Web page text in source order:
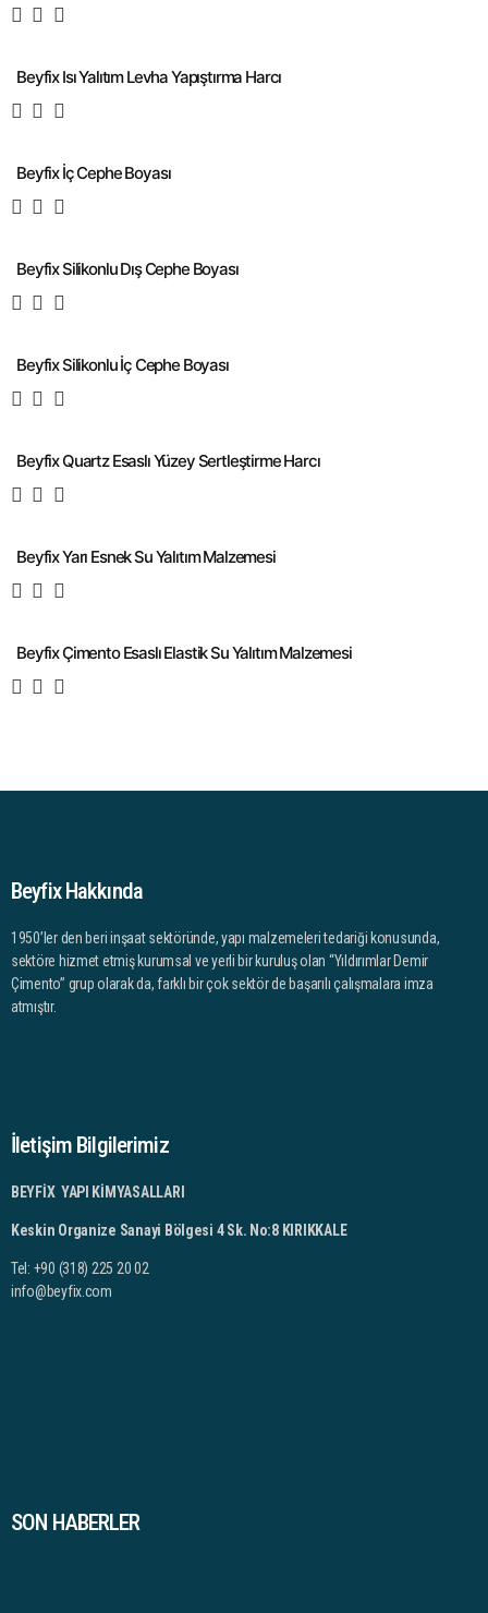
Beyfix Isı Yalıtım Levha Yapıştırma Harcı
Beyfix İç Cephe Boyası
Beyfix Silikonlu Dış Cephe Boyası
Beyfix Silikonlu İç Cephe Boyası
Beyfix Quartz Esaslı Yüzey Sertleştirme Harcı
Beyfix Yarı Esnek Su Yalıtım Malzemesi
Beyfix Çimento Esaslı Elastik Su Yalıtım Malzemesi
Beyfix Hakkında
1950’ler den beri inşaat sektöründe, yapı malzemeleri tedariği konusunda,
sektöre hizmet etmiş kurumsal ve yerli bir kuruluş olan “Yıldırımlar Demir
Çimento” grup olarak da, farklı bir çok sektör de başarılı çalışmalara imza
atmıştır.
İletişim Bilgilerimiz
BEYFİX YAPI KİMYASALLARI
Keskin Organize Sanayi Bölgesi 4 Sk. No:8 KIRIKKALE
Tel: +90 (318) 225 20 02
info@beyfix.com
SON HABERLER